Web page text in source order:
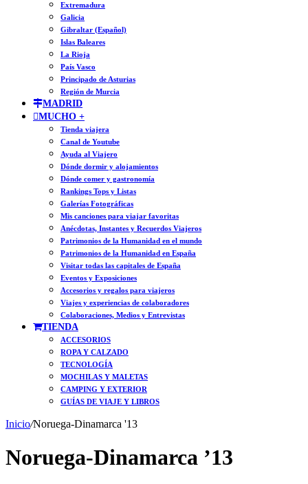
Extremadura
Galicia
Gibraltar (Español)
Islas Baleares
La Rioja
País Vasco
Principado de Asturias
Región de Murcia
MADRID
MUCHO +
Tienda viajera
Canal de Youtube
Ayuda al Viajero
Dónde dormir y alojamientos
Dónde comer y gastronomía
Rankings Tops y Listas
Galerías Fotográficas
Mis canciones para viajar favoritas
Anécdotas, Instantes y Recuerdos Viajeros
Patrimonios de la Humanidad en el mundo
Patrimonios de la Humanidad en España
Visitar todas las capitales de España
Eventos y Exposiciones
Accesorios y regalos para viajeros
Viajes y experiencias de colaboradores
Colaboraciones, Medios y Entrevistas
TIENDA
ACCESORIOS
ROPA Y CALZADO
TECNOLOGÍA
MOCHILAS Y MALETAS
CAMPING Y EXTERIOR
GUÍAS DE VIAJE Y LIBROS
Inicio/Noruega-Dinamarca '13
Noruega-Dinamarca ’13